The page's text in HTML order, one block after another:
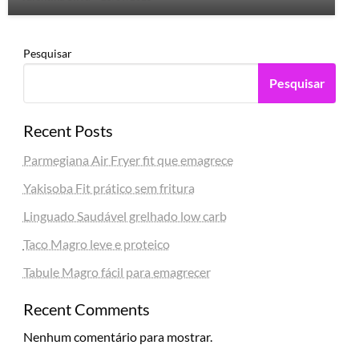
Pesquisar
Pesquisar
Recent Posts
Parmegiana Air Fryer fit que emagrece
Yakisoba Fit prático sem fritura
Linguado Saudável grelhado low carb
Taco Magro leve e proteico
Tabule Magro fácil para emagrecer
Recent Comments
Nenhum comentário para mostrar.